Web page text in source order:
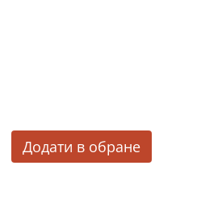
Додати в обране